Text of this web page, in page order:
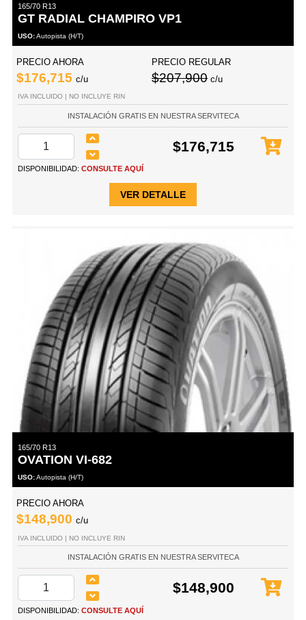
165/70 R13
GT RADIAL CHAMPIRO VP1
USO:Autopista (H/T)
PRECIO AHORA
$176,715 c/u
PRECIO REGULAR
$207,900 c/u
IVA INCLUIDO | NO INCLUYE RIN
INSTALACIÓN GRATIS EN NUESTRA SERVITECA
$176,715
DISPONIBILIDAD: CONSULTE AQUÍ
VER DETALLE
165/70 R13
OVATION VI-682
USO:Autopista (H/T)
PRECIO AHORA
$148,900 c/u
IVA INCLUIDO | NO INCLUYE RIN
INSTALACIÓN GRATIS EN NUESTRA SERVITECA
$148,900
DISPONIBILIDAD: CONSULTE AQUÍ